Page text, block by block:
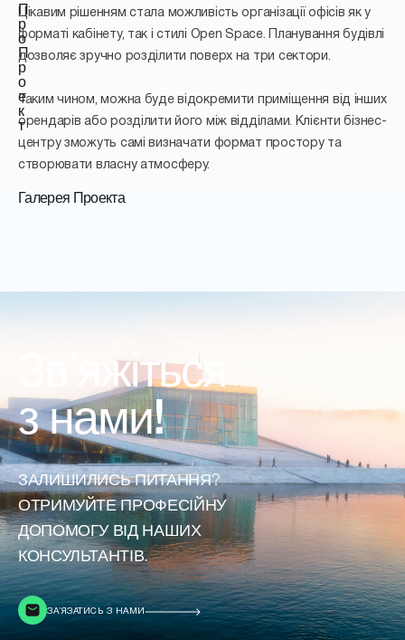
П
р
о
П
р
о
е
к
т
Цікавим рішенням стала можливість організації офісів як у
форматі кабінету, так і стилі Open Space. Планування будівлі
дозволяє зручно розділити поверх на три сектори.
Таким чином, можна буде відокремити приміщення від інших
орендарів або розділити його між відділами. Клієнти бізнес-
центру зможуть самі визначати формат простору та
створювати власну атмосферу.
Галерея Проекта
Звʼяжіться
з нами!
ЗАЛИШИЛИСЬ ПИТАННЯ?
ОТРИМУЙТЕ ПРОФЕСІЙНУ
ДОПОМОГУ ВІД НАШИХ
КОНСУЛЬТАНТІВ.
ЗАʼЯЗАТИСЬ З НАМИ